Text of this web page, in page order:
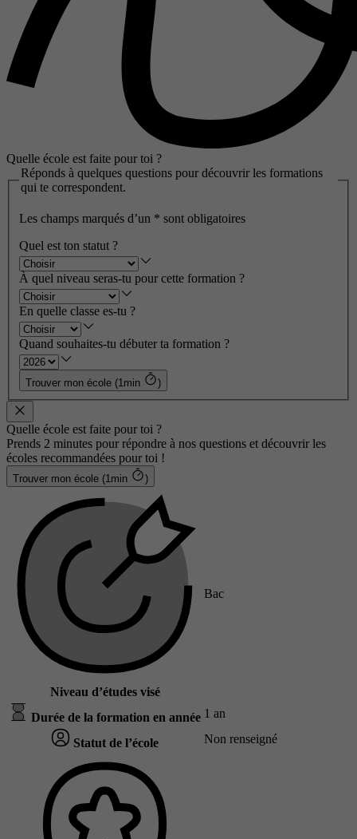
Quelle école est faite pour toi ?
Réponds à quelques questions pour découvrir les formations
qui te correspondent.
Les champs marqués d’un * sont obligatoires
Quel est ton statut ?
À quel niveau seras-tu pour cette formation ?
En quelle classe es-tu ?
Quand souhaites-tu débuter ta formation ?
Trouver mon école (1min )
Quelle école est faite pour toi ?
Prends 2 minutes pour répondre à nos questions et découvrir les
écoles recommandées pour toi !
Trouver mon école (1min )
Niveau d’études visé
Bac
Durée de la formation en année 1 an
Statut de l’école Non renseigné